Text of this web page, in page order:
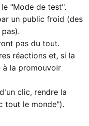
"Mode de test".
un public froid (des
pas du tout.
réactions et, si la
à la promouvoir
clic, rendre la
tout le monde").